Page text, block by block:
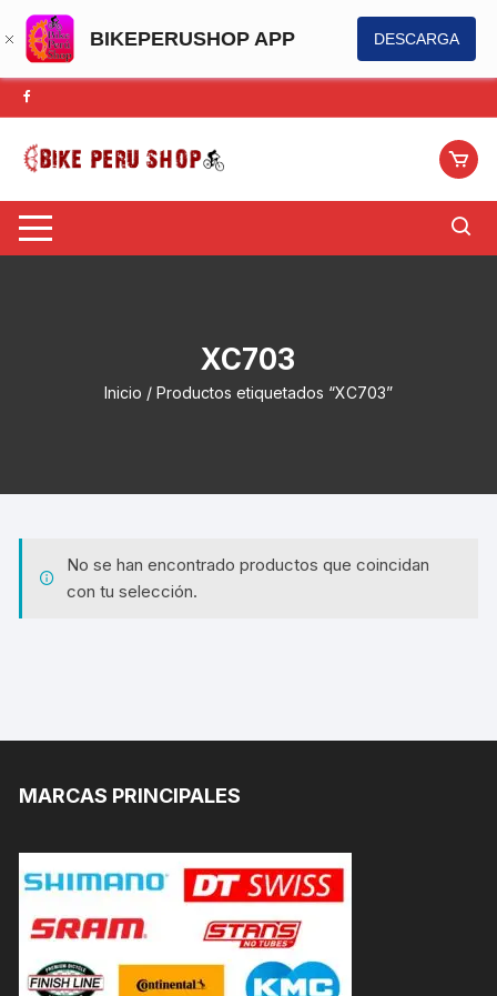
BIKEPERUSHOP APP DESCARGA
Saltar
al
contenido
XC703
Inicio / Productos etiquetados “XC703”
No se han encontrado productos que coincidan
con tu selección.
MARCAS PRINCIPALES